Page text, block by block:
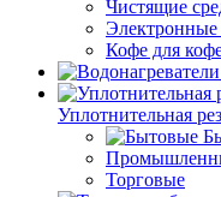
Чистящие
Кофе для
Уплотнительная
Торговые